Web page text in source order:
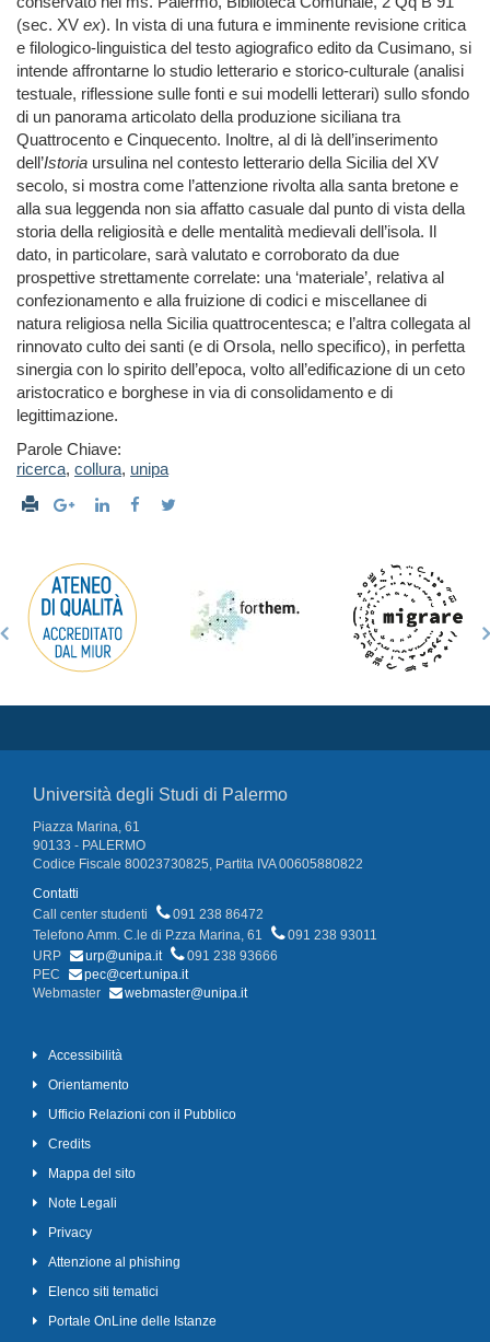
(sec. XV ex). In vista di una futura e imminente revisione critica
e filologico-linguistica del testo agiografico edito da Cusimano, si
intende affrontarne lo studio letterario e storico-culturale (analisi
testuale, riflessione sulle fonti e sui modelli letterari) sullo sfondo
di un panorama articolato della produzione siciliana tra
Quattrocento e Cinquecento. Inoltre, al di là dell’inserimento
dell’Istoria ursulina nel contesto letterario della Sicilia del XV
secolo, si mostra come l’attenzione rivolta alla santa bretone e
alla sua leggenda non sia affatto casuale dal punto di vista della
storia della religiosità e delle mentalità medievali dell’isola. Il
dato, in particolare, sarà valutato e corroborato da due
prospettive strettamente correlate: una ‘materiale’, relativa al
confezionamento e alla fruizione di codici e miscellanee di
natura religiosa nella Sicilia quattrocentesca; e l’altra collegata al
rinnovato culto dei santi (e di Orsola, nello specifico), in perfetta
sinergia con lo spirito dell’epoca, volto all’edificazione di un ceto
aristocratico e borghese in via di consolidamento e di
legittimazione.
Parole Chiave:
ricerca, collura, unipa
Università degli Studi di Palermo
Piazza Marina, 61
90133 - PALERMO
Codice Fiscale 80023730825, Partita IVA 00605880822
Contatti
Call center studenti
091 238 86472
Telefono Amm. C.le di P.zza Marina, 61
091 238 93011
URP
urp@unipa.it
091 238 93666
PEC
pec@cert.unipa.it
Webmaster
webmaster@unipa.it
Accessibilità
Orientamento
Ufficio Relazioni con il Pubblico
Credits
Mappa del sito
Note Legali
Privacy
Attenzione al phishing
Elenco siti tematici
Portale OnLine delle Istanze